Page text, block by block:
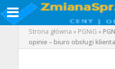
Strona główna » PGNiG »
opinie – biuro obsługi klienta